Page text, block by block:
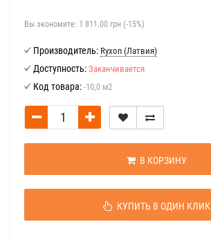
Вы экономите: 1 811.00 грн (-15%)
Производитель: Ryxon (Латвия)
Доступность: Заканчивается
Код товара: -10,0 м2
В КОРЗИНУ
КУПИТЬ В ОДИН КЛИК